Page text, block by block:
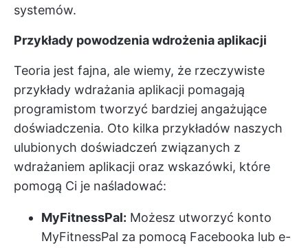
systemów.
Przykłady powodzenia wdrożenia aplikacji
Teoria jest fajna, ale wiemy, że rzeczywiste
przykłady wdrażania aplikacji pomagają
programistom tworzyć bardziej angażujące
doświadczenia. Oto kilka przykładów naszych
ulubionych doświadczeń związanych z
wdrażaniem aplikacji oraz wskazówki, które
pomogą Ci je naśladować:
MyFitnessPal: Możesz utworzyć konto
MyFitnessPal za pomocą Facebooka lub e-